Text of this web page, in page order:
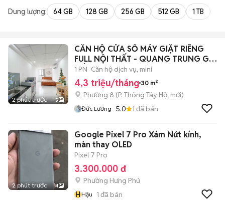
Dung lượng: 64 GB 128 GB 256 GB 512 GB 1 TB
2 phút trước 5
CĂN HỘ CỬA SỔ MÁY GIẶT RIÊNG
FULL NỘI THẤT - QUANG TRUNG GÒ
VẤP
1 PN Căn hộ dịch vụ, mini
4,3 triệu/tháng 30 m²
Phường 8 (P. Thông Tây Hội mới)
Đức Lương 5.0 1 đã bán
2 phút trước 4
Google Pixel 7 Pro Xám Nứt kính,
màn thay OLED
Pixel 7 Pro
3.300.000 đ
Phường Hưng Phú
HHậu 1 đã bán